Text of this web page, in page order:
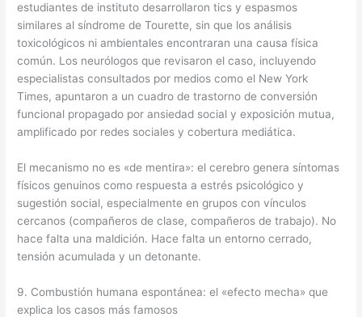
estudiantes de instituto desarrollaron tics y espasmos
similares al síndrome de Tourette, sin que los análisis
toxicológicos ni ambientales encontraran una causa física
común. Los neurólogos que revisaron el caso, incluyendo
especialistas consultados por medios como el New York
Times, apuntaron a un cuadro de trastorno de conversión
funcional propagado por ansiedad social y exposición mutua,
amplificado por redes sociales y cobertura mediática.
El mecanismo no es «de mentira»: el cerebro genera síntomas
físicos genuinos como respuesta a estrés psicológico y
sugestión social, especialmente en grupos con vínculos
cercanos (compañeros de clase, compañeros de trabajo). No
hace falta una maldición. Hace falta un entorno cerrado,
tensión acumulada y un detonante.
9. Combustión humana espontánea: el «efecto mecha» que
explica los casos más famosos